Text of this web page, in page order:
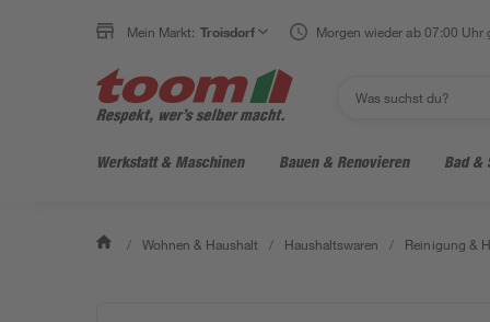
Mein Markt: Troisdorf Morgen wieder ab 07:00 Uhr
Werkstatt & Maschinen Bauen & Renovieren Bad &
/ Wohnen & Haushalt / Haushaltswaren / Reinigung &